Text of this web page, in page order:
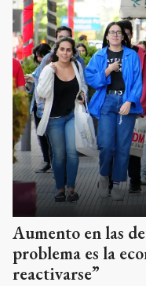
Aumento en las
problema es la
reactivarse”